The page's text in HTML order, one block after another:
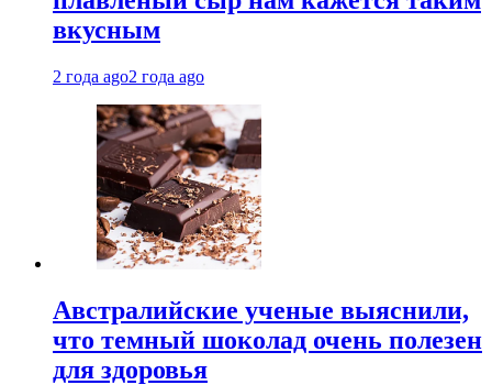
вкусным
2 года ago2 года ago
Австралийские ученые выяснили,
что темный шоколад очень полезен
для здоровья